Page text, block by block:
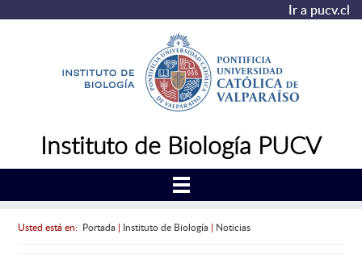
Ir a pucv.cl
Instituto de Biología PUCV
Usted está en: Portada| Instituto de Biología| Noticias